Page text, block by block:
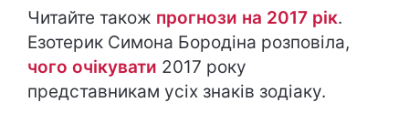
Читайте також прогнози на 2017 рік.
Езотерик Симона Бородіна розповіла,
чого очікувати 2017 року
представникам усіх знаків зодіаку.